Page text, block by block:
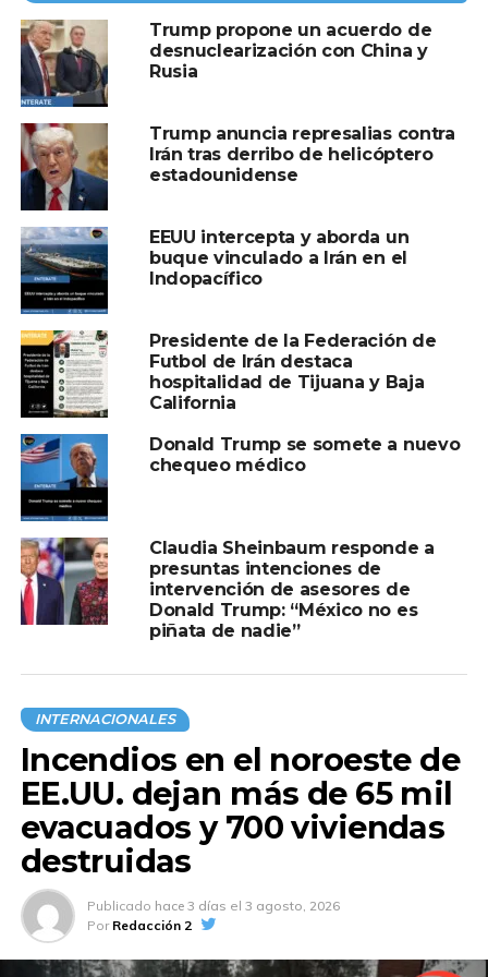
Compartir en:
TEMAS RELACIONADOS:
IRAN
A CONTINUACIÓN
Scott Bessent pide “firmeza” contra
terrorismo, incluido el Cártel de Sinaloa
Papa León XIV encabezará inauguración de
la Torre de Jesucristo en la Sagrada Familia
Trump propone un acuerdo de
desnuclearización con China y
Rusia
Trump anuncia represalias contra
Irán tras derribo de helicóptero
estadounidense
EEUU intercepta y aborda un
buque vinculado a Irán en el
Indopacífico
Presidente de la Federación de
Futbol de Irán destaca
hospitalidad de Tijuana y Baja
California
Donald Trump se somete a nuevo
chequeo médico
Claudia Sheinbaum responde a
presuntas intenciones de
intervención de asesores de
Donald Trump: “México no es
piñata de nadie”
INTERNACIONALES
Incendios en el noroeste de
EE.UU. dejan más de 65 mil
evacuados y 700 viviendas
destruidas
Publicado hace 3 días el 3 agosto, 2026
Por Redacción 2